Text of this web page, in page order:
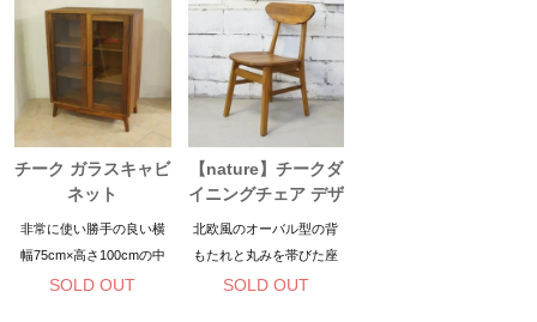
チーク ガラスキャビ
ネット
非常に使い勝手の良い横
幅75cm×高さ100cmの中
型サイズとなっておりま
SOLD OUT
【nature】チークダ
イニングチェア デザ
インC
北欧風のオーバル型の背
もたれと丸みを帯びた座
面が印象的です
SOLD OUT